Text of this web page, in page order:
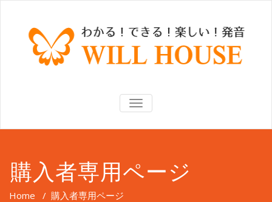
TOGGLE
NAVIGATION
購入者専用ページ
Home / 購入者専用ページ